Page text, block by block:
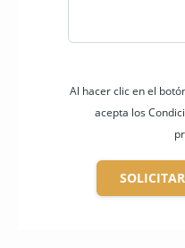
Al hacer clic en el
acepta los